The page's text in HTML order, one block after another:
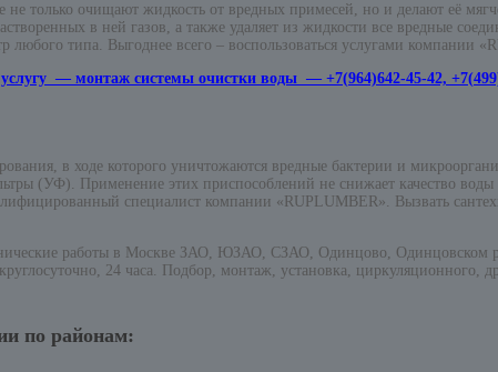
только очищают жидкость от вредных примесей, но и делают её
в ней газов, а также удаляет из жидкости все вредные
типа. Выгоднее всего – воспользоваться услугами компании
услугу — монтаж системы очистки воды — +7(964)642-45-42,
в ходе которого уничтожаются вредные бактерии и
(УФ). Применение этих приспособлений не снижает качество воды
специалист компании «RUPLUMBER». Вызвать
работы в Москве ЗАО, ЮЗАО, СЗАО, Одинцово, Одинцовском
24 часа. Подбор, монтаж, установка, циркуляционного,
по районам: